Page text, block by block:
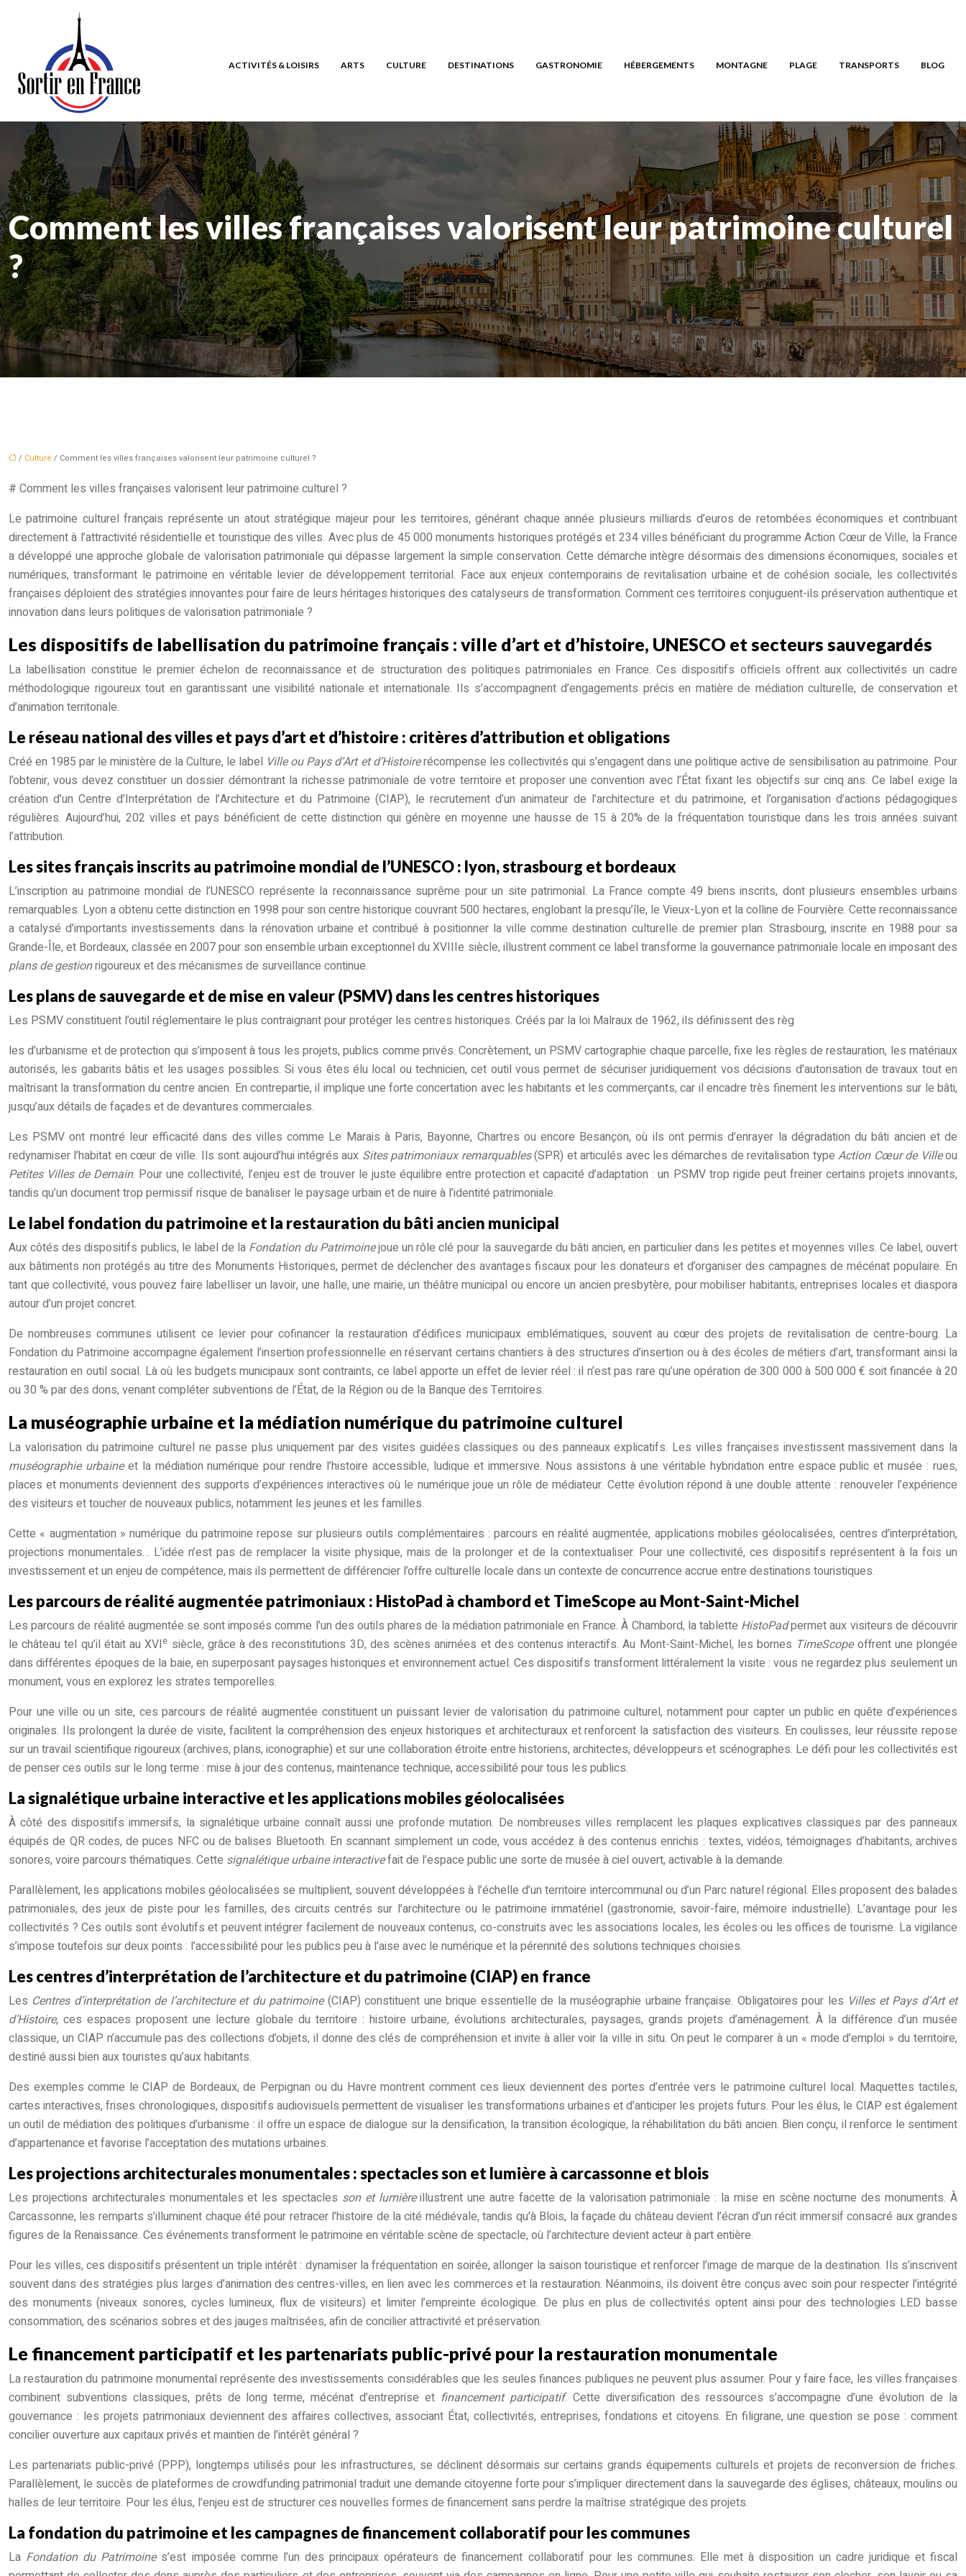
ACTIVITÉS & LOISIRS ARTS CULTURE DESTINATIONS GASTRONOMIE HÉBERGEMENTS MONTAGNE PLAGE TRANSPORTS BLOG
Comment les villes françaises valorisent leur patrimoine culturel
?
/ Culture / Comment les villes françaises valorisent leur patrimoine culturel ?
# Comment les villes françaises valorisent leur patrimoine culturel ?
Le patrimoine culturel français représente un atout stratégique majeur pour les territoires, générant chaque année plusieurs milliards d’euros de retombées économiques et contribuant
directement à l’attractivité résidentielle et touristique des villes. Avec plus de 45 000 monuments historiques protégés et 234 villes bénéficiant du programme Action Cœur de Ville, la France
a développé une approche globale de valorisation patrimoniale qui dépasse largement la simple conservation. Cette démarche intègre désormais des dimensions économiques, sociales et
numériques, transformant le patrimoine en véritable levier de développement territorial. Face aux enjeux contemporains de revitalisation urbaine et de cohésion sociale, les collectivités
françaises déploient des stratégies innovantes pour faire de leurs héritages historiques des catalyseurs de transformation. Comment ces territoires conjuguent-ils préservation authentique et
innovation dans leurs politiques de valorisation patrimoniale ?
Les dispositifs de labellisation du patrimoine français : ville d’art et d’histoire, UNESCO et secteurs sauvegardés
La labellisation constitue le premier échelon de reconnaissance et de structuration des politiques patrimoniales en France. Ces dispositifs officiels offrent aux collectivités un cadre
méthodologique rigoureux tout en garantissant une visibilité nationale et internationale. Ils s’accompagnent d’engagements précis en matière de médiation culturelle, de conservation et
d’animation territoriale.
Le réseau national des villes et pays d’art et d’histoire : critères d’attribution et obligations
Créé en 1985 par le ministère de la Culture, le label Ville ou Pays d’Art et d’Histoirerécompense les collectivités qui s’engagent dans une politique active de sensibilisation au patrimoine. Pour
l’obtenir, vous devez constituer un dossier démontrant la richesse patrimoniale de votre territoire et proposer une convention avec l’État fixant les objectifs sur cinq ans. Ce label exige la
création d’un Centre d’Interprétation de l’Architecture et du Patrimoine (CIAP), le recrutement d’un animateur de l’architecture et du patrimoine, et l’organisation d’actions pédagogiques
régulières. Aujourd’hui, 202 villes et pays bénéficient de cette distinction qui génère en moyenne une hausse de 15 à 20% de la fréquentation touristique dans les trois années suivant
l’attribution.
Les sites français inscrits au patrimoine mondial de l’UNESCO : lyon, strasbourg et bordeaux
L’inscription au patrimoine mondial de l’UNESCO représente la reconnaissance suprême pour un site patrimonial. La France compte 49 biens inscrits, dont plusieurs ensembles urbains
remarquables. Lyon a obtenu cette distinction en 1998 pour son centre historique couvrant 500 hectares, englobant la presqu’île, le Vieux-Lyon et la colline de Fourvière. Cette reconnaissance
a catalysé d’importants investissements dans la rénovation urbaine et contribué à positionner la ville comme destination culturelle de premier plan. Strasbourg, inscrite en 1988 pour sa
Grande-Île, et Bordeaux, classée en 2007 pour son ensemble urbain exceptionnel du XVIIIe siècle, illustrent comment ce label transforme la gouvernance patrimoniale locale en imposant des
plans de gestionrigoureux et des mécanismes de surveillance continue.
Les plans de sauvegarde et de mise en valeur (PSMV) dans les centres historiques
Les PSMV constituent l’outil réglementaire le plus contraignant pour protéger les centres historiques. Créés par la loi Malraux de 1962, ils définissent des règ
les d’urbanisme et de protection qui s’imposent à tous les projets, publics comme privés. Concrètement, un PSMV cartographie chaque parcelle, fixe les règles de restauration, les matériaux
autorisés, les gabarits bâtis et les usages possibles. Si vous êtes élu local ou technicien, cet outil vous permet de sécuriser juridiquement vos décisions d’autorisation de travaux tout en
maîtrisant la transformation du centre ancien. En contrepartie, il implique une forte concertation avec les habitants et les commerçants, car il encadre très finement les interventions sur le bâti,
jusqu’aux détails de façades et de devantures commerciales.
Les PSMV ont montré leur efficacité dans des villes comme Le Marais à Paris, Bayonne, Chartres ou encore Besançon, où ils ont permis d’enrayer la dégradation du bâti ancien et de
redynamiser l’habitat en cœur de ville. Ils sont aujourd’hui intégrés aux Sites patrimoniaux remarquables(SPR) et articulés avec les démarches de revitalisation typeAction Cœur de Villeou
Petites Villes de Demain. Pour une collectivité, l’enjeu est de trouver le juste équilibre entre protection et capacité d’adaptation : un PSMV trop rigide peut freiner certains projets innovants,
tandis qu’un document trop permissif risque de banaliser le paysage urbain et de nuire à l’identité patrimoniale.
Le label fondation du patrimoine et la restauration du bâti ancien municipal
Aux côtés des dispositifs publics, le label de la Fondation du Patrimoinejoue un rôle clé pour la sauvegarde du bâti ancien, en particulier dans les petites et moyennes villes. Ce label, ouvert
aux bâtiments non protégés au titre des Monuments Historiques, permet de déclencher des avantages fiscaux pour les donateurs et d’organiser des campagnes de mécénat populaire. En
tant que collectivité, vous pouvez faire labelliser un lavoir, une halle, une mairie, un théâtre municipal ou encore un ancien presbytère, pour mobiliser habitants, entreprises locales et diaspora
autour d’un projet concret.
De nombreuses communes utilisent ce levier pour cofinancer la restauration d’édifices municipaux emblématiques, souvent au cœur des projets de revitalisation de centre-bourg. La
Fondation du Patrimoine accompagne également l’insertion professionnelle en réservant certains chantiers à des structures d’insertion ou à des écoles de métiers d’art, transformant ainsi la
restauration en outil social. Là où les budgets municipaux sont contraints, ce label apporte un effet de levier réel : il n’est pas rare qu’une opération de 300 000 à 500 000 € soit financée à 20
ou 30 % par des dons, venant compléter subventions de l’État, de la Région ou de la Banque des Territoires.
La muséographie urbaine et la médiation numérique du patrimoine culturel
La valorisation du patrimoine culturel ne passe plus uniquement par des visites guidées classiques ou des panneaux explicatifs. Les villes françaises investissent massivement dans la
muséographie urbaineet la médiation numérique pour rendre l’histoire accessible, ludique et immersive. Nous assistons à une véritable hybridation entre espace public et musée : rues,
places et monuments deviennent des supports d’expériences interactives où le numérique joue un rôle de médiateur. Cette évolution répond à une double attente : renouveler l’expérience
des visiteurs et toucher de nouveaux publics, notamment les jeunes et les familles.
Cette « augmentation » numérique du patrimoine repose sur plusieurs outils complémentaires : parcours en réalité augmentée, applications mobiles géolocalisées, centres d’interprétation,
projections monumentales… L’idée n’est pas de remplacer la visite physique, mais de la prolonger et de la contextualiser. Pour une collectivité, ces dispositifs représentent à la fois un
investissement et un enjeu de compétence, mais ils permettent de différencier l’offre culturelle locale dans un contexte de concurrence accrue entre destinations touristiques.
Les parcours de réalité augmentée patrimoniaux : HistoPad à chambord et TimeScope au Mont-Saint-Michel
Les parcours de réalité augmentée se sont imposés comme l’un des outils phares de la médiation patrimoniale en France. À Chambord, la tablette HistoPadpermet aux visiteurs de découvrir
le château tel qu’il était au XVIe siècle, grâce à des reconstitutions 3D, des scènes animées et des contenus interactifs. Au Mont-Saint-Michel, les bornes TimeScopeoffrent une plongée
dans différentes époques de la baie, en superposant paysages historiques et environnement actuel. Ces dispositifs transforment littéralement la visite : vous ne regardez plus seulement un
monument, vous en explorez les strates temporelles.
Pour une ville ou un site, ces parcours de réalité augmentée constituent un puissant levier de valorisation du patrimoine culturel, notamment pour capter un public en quête d’expériences
originales. Ils prolongent la durée de visite, facilitent la compréhension des enjeux historiques et architecturaux et renforcent la satisfaction des visiteurs. En coulisses, leur réussite repose
sur un travail scientifique rigoureux (archives, plans, iconographie) et sur une collaboration étroite entre historiens, architectes, développeurs et scénographes. Le défi pour les collectivités est
de penser ces outils sur le long terme : mise à jour des contenus, maintenance technique, accessibilité pour tous les publics.
La signalétique urbaine interactive et les applications mobiles géolocalisées
À côté des dispositifs immersifs, la signalétique urbaine connaît aussi une profonde mutation. De nombreuses villes remplacent les plaques explicatives classiques par des panneaux
équipés de QR codes, de puces NFC ou de balises Bluetooth. En scannant simplement un code, vous accédez à des contenus enrichis : textes, vidéos, témoignages d’habitants, archives
sonores, voire parcours thématiques. Cette signalétique urbaine interactivefait de l’espace public une sorte de musée à ciel ouvert, activable à la demande.
Parallèlement, les applications mobiles géolocalisées se multiplient, souvent développées à l’échelle d’un territoire intercommunal ou d’un Parc naturel régional. Elles proposent des balades
patrimoniales, des jeux de piste pour les familles, des circuits centrés sur l’architecture ou le patrimoine immatériel (gastronomie, savoir-faire, mémoire industrielle). L’avantage pour les
collectivités ? Ces outils sont évolutifs et peuvent intégrer facilement de nouveaux contenus, co-construits avec les associations locales, les écoles ou les offices de tourisme. La vigilance
s’impose toutefois sur deux points : l’accessibilité pour les publics peu à l’aise avec le numérique et la pérennité des solutions techniques choisies.
Les centres d’interprétation de l’architecture et du patrimoine (CIAP) en france
Les Centres d’interprétation de l’architecture et du patrimoine(CIAP) constituent une brique essentielle de la muséographie urbaine française. Obligatoires pour les Villes et Pays d’Art et
d’Histoire, ces espaces proposent une lecture globale du territoire : histoire urbaine, évolutions architecturales, paysages, grands projets d’aménagement. À la différence d’un musée
classique, un CIAP n’accumule pas des collections d’objets, il donne des clés de compréhension et invite à aller voir la ville in situ. On peut le comparer à un « mode d’emploi » du territoire,
destiné aussi bien aux touristes qu’aux habitants.
Des exemples comme le CIAP de Bordeaux, de Perpignan ou du Havre montrent comment ces lieux deviennent des portes d’entrée vers le patrimoine culturel local. Maquettes tactiles,
cartes interactives, frises chronologiques, dispositifs audiovisuels permettent de visualiser les transformations urbaines et d’anticiper les projets futurs. Pour les élus, le CIAP est également
un outil de médiation des politiques d’urbanisme : il offre un espace de dialogue sur la densification, la transition écologique, la réhabilitation du bâti ancien. Bien conçu, il renforce le sentiment
d’appartenance et favorise l’acceptation des mutations urbaines.
Les projections architecturales monumentales : spectacles son et lumière à carcassonne et blois
Les projections architecturales monumentales et les spectacles son et lumièreillustrent une autre facette de la valorisation patrimoniale : la mise en scène nocturne des monuments. À
Carcassonne, les remparts s’illuminent chaque été pour retracer l’histoire de la cité médiévale, tandis qu’à Blois, la façade du château devient l’écran d’un récit immersif consacré aux grandes
figures de la Renaissance. Ces événements transforment le patrimoine en véritable scène de spectacle, où l’architecture devient acteur à part entière.
Pour les villes, ces dispositifs présentent un triple intérêt : dynamiser la fréquentation en soirée, allonger la saison touristique et renforcer l’image de marque de la destination. Ils s’inscrivent
souvent dans des stratégies plus larges d’animation des centres-villes, en lien avec les commerces et la restauration. Néanmoins, ils doivent être conçus avec soin pour respecter l’intégrité
des monuments (niveaux sonores, cycles lumineux, flux de visiteurs) et limiter l’empreinte écologique. De plus en plus de collectivités optent ainsi pour des technologies LED basse
consommation, des scénarios sobres et des jauges maîtrisées, afin de concilier attractivité et préservation.
Le financement participatif et les partenariats public-privé pour la restauration monumentale
La restauration du patrimoine monumental représente des investissements considérables que les seules finances publiques ne peuvent plus assumer. Pour y faire face, les villes françaises
combinent subventions classiques, prêts de long terme, mécénat d’entreprise et financement participatif. Cette diversification des ressources s’accompagne d’une évolution de la
gouvernance : les projets patrimoniaux deviennent des affaires collectives, associant État, collectivités, entreprises, fondations et citoyens. En filigrane, une question se pose : comment
concilier ouverture aux capitaux privés et maintien de l’intérêt général ?
Les partenariats public-privé (PPP), longtemps utilisés pour les infrastructures, se déclinent désormais sur certains grands équipements culturels et projets de reconversion de friches.
Parallèlement, le succès de plateformes de crowdfunding patrimonial traduit une demande citoyenne forte pour s’impliquer directement dans la sauvegarde des églises, châteaux, moulins ou
halles de leur territoire. Pour les élus, l’enjeu est de structurer ces nouvelles formes de financement sans perdre la maîtrise stratégique des projets.
La fondation du patrimoine et les campagnes de financement collaboratif pour les communes
La Fondation du Patrimoines’est imposée comme l’un des principaux opérateurs de financement collaboratif pour les communes. Elle met à disposition un cadre juridique et fiscal